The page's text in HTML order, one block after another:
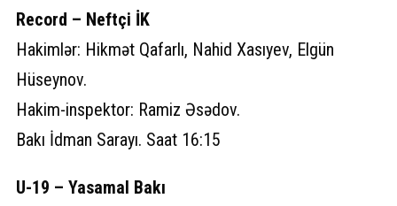
Record – Neftçi İK
Hakimlər: Hikmət Qafarlı, Nahid Xasıyev, Elgün
Hüseynov.
Hakim-inspektor: Ramiz Əsədov.
Bakı İdman Sarayı. Saat 16:15
U-19 – Yasamal Bakı